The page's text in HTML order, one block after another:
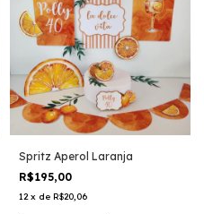
Spritz Aperol Laranja
R$195,00
12 x de R$20,06